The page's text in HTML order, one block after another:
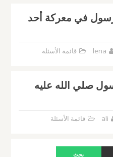
في معركة أحد
lena قائمة الأسئلة
صلي الله عليه
ali قائمة الأسئلة